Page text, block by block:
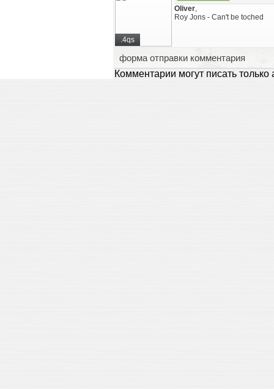
.4qs
Oliver,
Roy Jons - Can't be toched
форма отправки комментария
Комментарии могут писать